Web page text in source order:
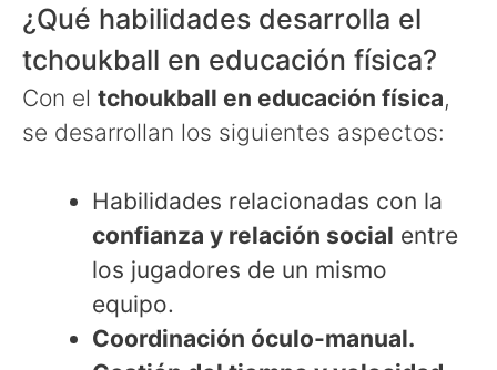
¿Qué habilidades desarrolla el
tchoukball en educación física?
Con el tchoukball en educación física,
se desarrollan los siguientes aspectos:
Habilidades relacionadas con la
confianza y relación social entre
los jugadores de un mismo
equipo.
Coordinación óculo-manual.